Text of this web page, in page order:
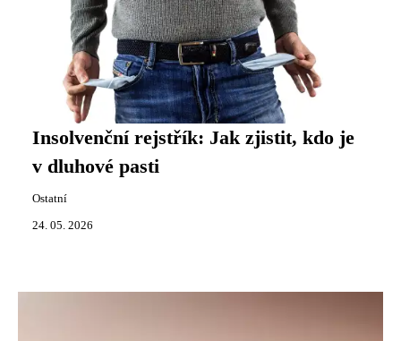
Insolvenční rejstřík: Jak zjistit, kdo je
v dluhové pasti
Ostatní
24. 05. 2026